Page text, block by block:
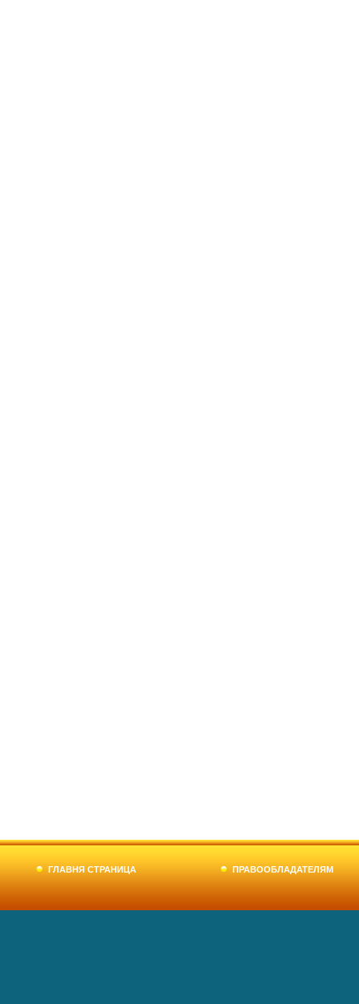
ГЛАВНЯ СТРАНИЦА ПРАВООБЛАДАТЕЛЯМ